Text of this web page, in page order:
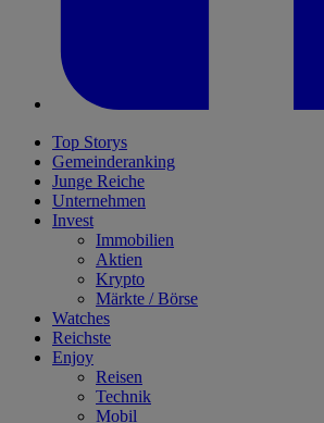
Top Storys
Gemeinderanking
Junge Reiche
Unternehmen
Invest
Immobilien
Aktien
Krypto
Märkte / Börse
Watches
Reichste
Enjoy
Reisen
Technik
Mobil